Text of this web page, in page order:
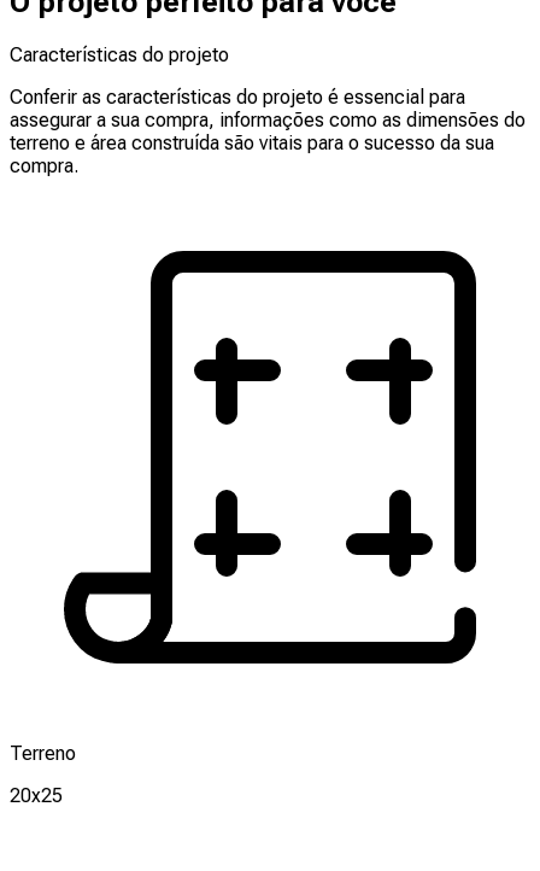
Características do projeto
Conferir as características do projeto é essencial para
assegurar a sua compra, informações como as dimensões do
terreno e área construída são vitais para o sucesso da sua
compra.
Terreno
20x25